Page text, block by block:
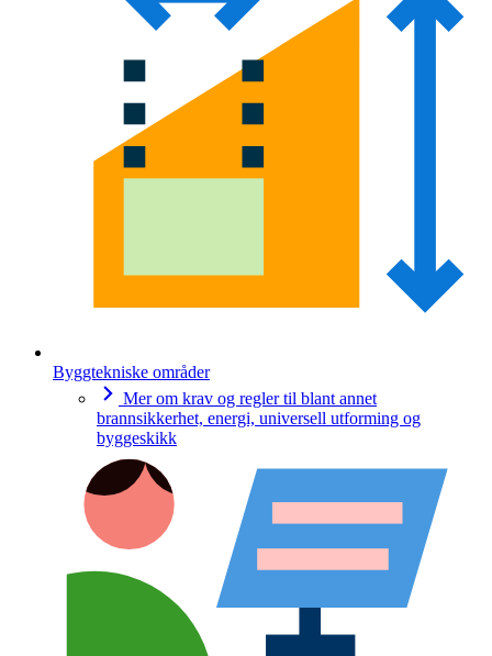
Byggtekniske områder
Mer om krav og regler til blant annet
brannsikkerhet, energi, universell utforming og
byggeskikk